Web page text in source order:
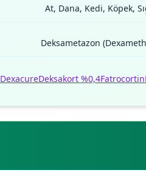
At, Dana, Kedi, Köpek,
Deksametazon
DexacureDeksakort %0,4Fatrocortin